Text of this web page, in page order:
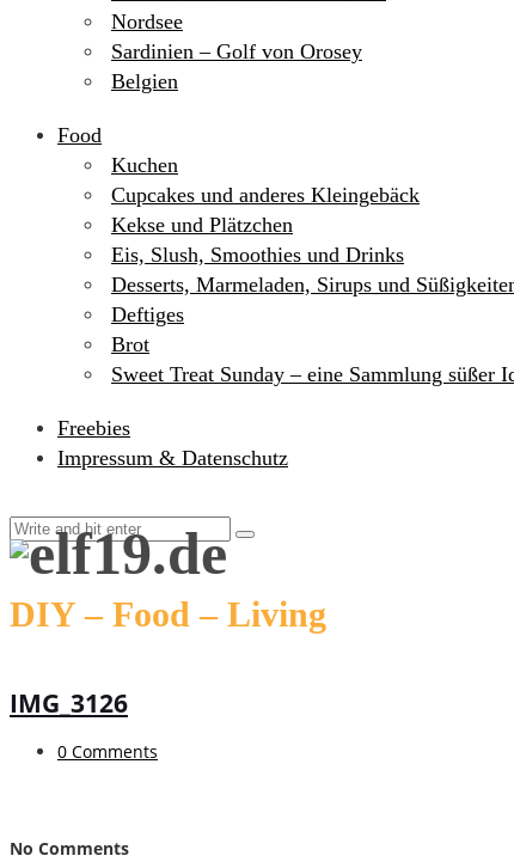
Nordsee
Sardinien – Golf von Orosey
Belgien
Food
Kuchen
Cupcakes und anderes Kleingebäck
Kekse und Plätzchen
Eis, Slush, Smoothies und Drinks
Desserts, Marmeladen, Sirups und
Deftiges
Brot
Sweet Treat Sunday – eine Sammlung süßer
Freebies
Impressum & Datenschutz
DIY – Food – Living
IMG_3126
0 Comments
No Comments